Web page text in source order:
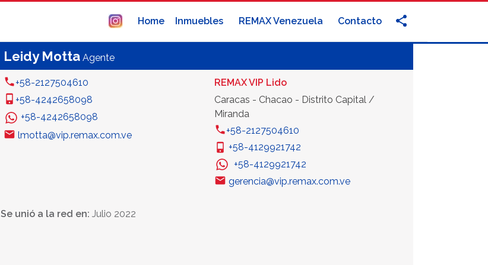
Home Inmuebles REMAX Venezuela Contacto
Leidy Motta Agente
+58-2127504610
+58-4242658098
+58-4242658098
lmotta@vip.remax.com.ve
REMAX VIP Lido
Caracas - Chacao - Distrito Capital /
Miranda
+58-2127504610
+58-4129921742
+58-4129921742
gerencia@vip.remax.com.ve
Se unió a la red en: Julio 2022